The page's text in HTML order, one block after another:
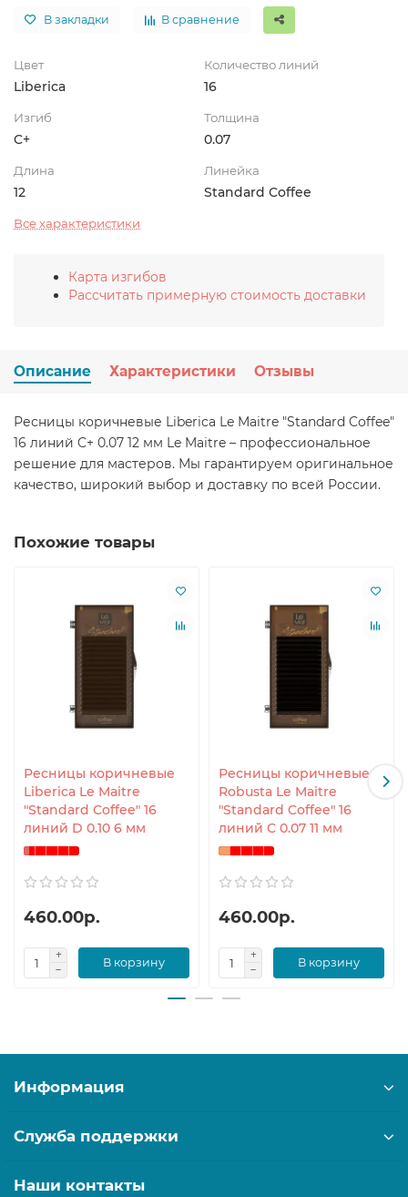
В закладки В сравнение
Цвет
Liberica
Количество линий
16
Изгиб
C+
Толщина
0.07
Длина
12
Линейка
Standard Coffee
Все характеристики
Карта изгибов
Рассчитать примерную стоимость доставки
Описание Характеристики Отзывы
Ресницы коричневые Liberica Le Maitre "Standard Coffee"
16 линий C+ 0.07 12 мм Le Maitre – профессиональное
решение для мастеров. Мы гарантируем оригинальное
качество, широкий выбор и доставку по всей России.
Похожие товары
Ресницы коричневые
Liberica Le Maitre
"Standard Coffee" 16
линий D 0.10 6 мм
460.00р.
В корзину
Ресницы коричневые
Robusta Le Maitre
"Standard Coffee" 16
линий C 0.07 11 мм
460.00р.
В корзину
Информация
Служба поддержки
Наши контакты